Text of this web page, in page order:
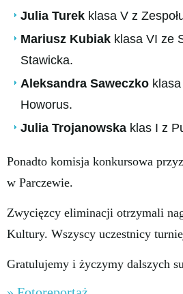
Julia Turek klasa V z
Mariusz Kubiak klasa VI ze
Stawicka.
Aleksandra Saweczko
Howorus.
Julia Trojanowska klas I z
Ponadto komisja konkursowa
w Parczewie.
Zwycięzcy eliminacji otrzymali
Kultury. Wszyscy uczestnicy
Gratulujemy i życzymy dalszych